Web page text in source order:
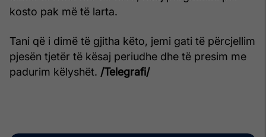
kosto pak më të larta.
Tani që i dimë të gjitha këto, jemi gati të përcjellim
pjesën tjetër të kësaj periudhe dhe të presim me
padurim këlyshët. /Telegrafi/